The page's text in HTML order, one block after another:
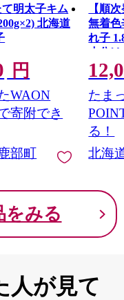
明太子キム
北海道
円
WAON
寄附でき
部町
【順
無着色
れ子
小分
明太子
たま
る！
北海
をみる
人が見て